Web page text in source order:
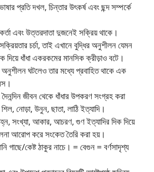
প্রতি দখল, চিন্তার উৎকর্ষ এবং ছন্দ সম্পর্কে
এবং উত্তরদাতা দুজনেই সক্রিয় থাকে।
চর্চা, তাই এখানে বুদ্ধির অনুশীলন যেমন
দিয়ে ধাঁধা একরকমের মানসিক ক্রীড়াও বটে।
অনুশীলন ঘটলেও তার মধ্যে প্রবাহিত থাকে এক
জীবন থেকে ধাঁধার উপকরণ সংগ্রহ করা
নােড়া, উনুন, ছাতা, লাঠি ইত্যাদি।
সংখ্যা, আকার, আচরণ, গুণ ইত্যাদির দিক দিয়ে
আরােপ করে সংকেত তৈরি করা হয়।
গাছে/কেষ্ট ঠাকুর নাচে। = বেগুন = বর্ণসাদৃশ্য